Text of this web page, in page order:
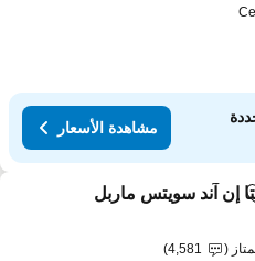
مشاهدة الأسعار
Add to
إن آند سويتس ماربل
4,581